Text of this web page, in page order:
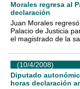
Morales regresa al
declaración
Juan Morales
Palacio de Justicia
el magistrado de la
(10/4/2008)
Diputado
horas declaración